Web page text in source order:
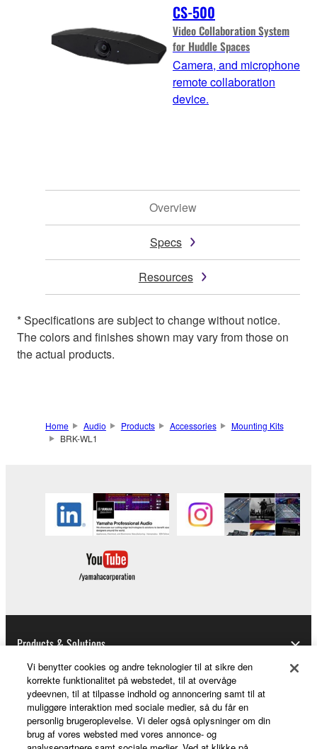
CS-500
Video Collaboration System
for Huddle Spaces
Camera, and microphone
remote collaboration
device.
Overview
Specs
Resources
* Specifications are subject to change without notice.
The colors and finishes shown may vary from those on
the actual products.
Home Audio Products Accessories
Mounting Kits
BRK-WL1
Products & Solutions
News
Vi benytter cookies og andre teknologier til at sikre den
korrekte funktionalitet på webstedet, til at overvåge
ydeevnen, til at tilpasse indhold og annoncering samt til at
muliggøre interaktion med sociale medier, så du får en
personlig brugeroplevelse. Vi deler også oplysninger om din
brug af vores websted med vores annonce- og